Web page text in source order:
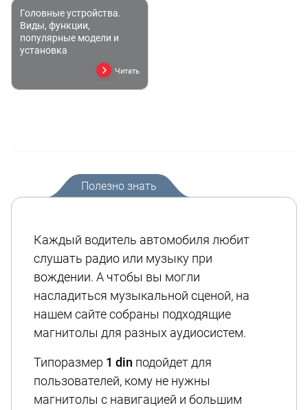
Головные устройства.
Виды, функции,
популярные модели и
установка
Читать
Полезно знать
Каждый водитель автомобиля любит
слушать радио или музыку при
вождении. А чтобы вы могли
насладиться музыкальной сценой, на
нашем сайте собраны подходящие
магнитолы для разных аудиосистем.
Типоразмер 1 din подойдет для
пользователей, кому не нужны
магнитолы с навигацией и большим